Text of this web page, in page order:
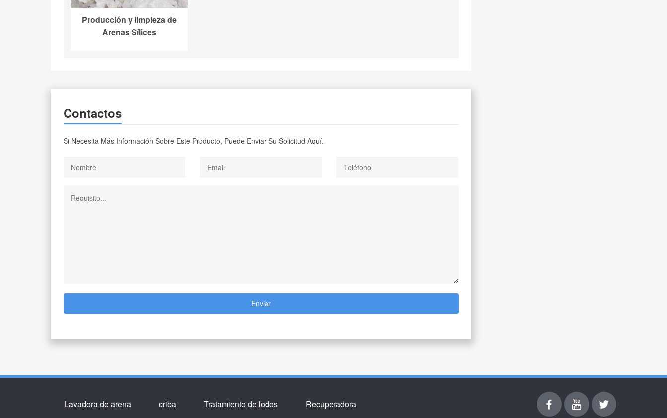
Producción y limpieza de
Arenas Sílices
Contactos
Si Necesita Más Información Sobre Este Producto, Puede Enviar Su Solicitud Aquí.
Enviar
Lavadora de arena criba Tratamiento de lodos Recuperadora
FacebookyoutubeTwitter